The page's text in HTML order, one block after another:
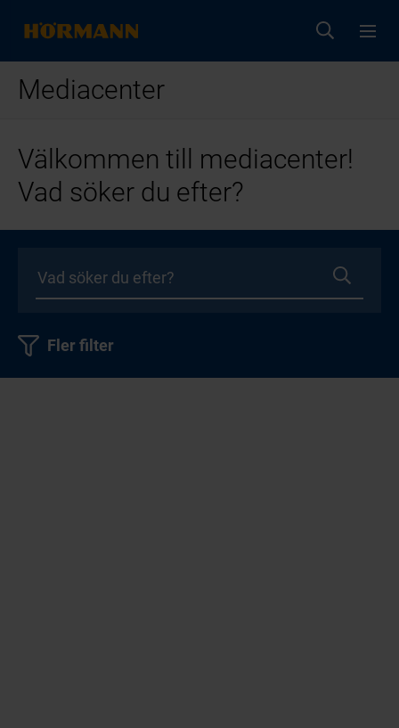
Mediacenter
Välkommen till mediacenter!
Vad söker du efter?
Fler filter